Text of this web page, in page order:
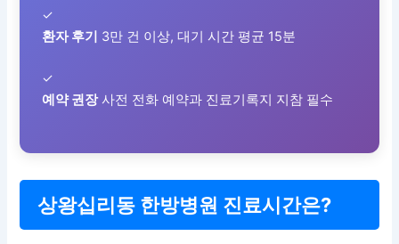
✓
환자 후기 3만 건 이상, 대기 시간 평균 15분
✓
예약 권장사전 전화 예약과 진료기록지 지참 필수
상왕십리동 한방병원 진료시간은?